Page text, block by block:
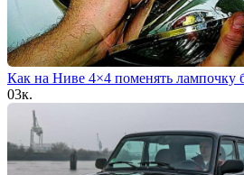
Как на Ниве 4×4 поменять лампочку
03к.